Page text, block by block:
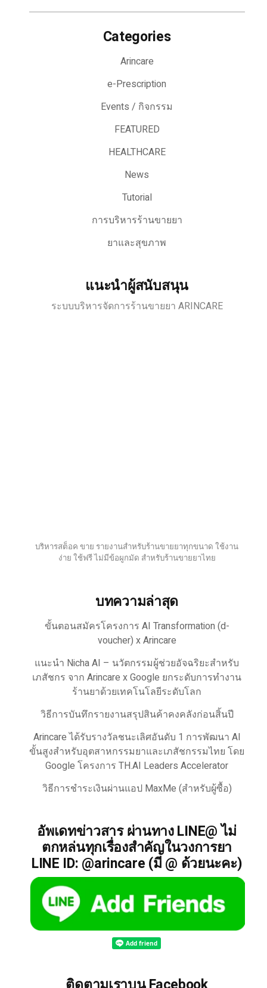
Categories
Arincare
e-Prescription
Events / กิจกรรม
FEATURED
HEALTHCARE
News
Tutorial
การบริหารร้านขายยา
ยาและสุขภาพ
แนะนำผู้สนับสนุน
ระบบบริหารจัดการร้านขายยา ARINCARE
บริหารสต็อค ขาย รายงานสำหรับร้านขายยาทุกขนาด ใช้งาน
ง่าย ใช้ฟรี ไม่มีข้อผูกมัด สำหรับร้านขายยาไทย
บทความล่าสุด
ขั้นตอนสมัครโครงการ AI Transformation (d-
voucher) x Arincare
แนะนำ Nicha AI – นวัตกรรมผู้ช่วยอัจฉริยะสำหรับ
เภสัชกร จาก Arincare x Google ยกระดับการทำงาน
ร้านยาด้วยเทคโนโลยีระดับโลก
วิธีการบันทึกรายงานสรุปสินค้าคงคลังก่อนสิ้นปี
Arincare ได้รับรางวัลชนะเลิศอันดับ 1 การพัฒนา AI
ขั้นสูงสำหรับอุตสาหกรรมยาและเภสัชกรรมไทย โดย
Google โครงการ TH.AI Leaders Accelerator
วิธีการชำระเงินผ่านแอป MaxMe (สำหรับผู้ซื้อ)
อัพเดทข่าวสาร ผ่านทาง LINE@ ไม่
ตกหล่นทุกเรื่องสำคัญในวงการยา
LINE ID: @arincare (มี @ ด้วยนะคะ)